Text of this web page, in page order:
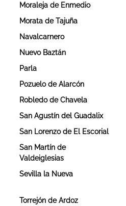
Moraleja de Enmedio
Morata de Tajuña
Navalcarnero
Nuevo Baztán
Parla
Pozuelo de Alarcón
Robledo de Chavela
San Agustín del Guadalix
San Lorenzo de El Escorial
San Martín de
Valdeiglesias
Sevilla la Nueva
Torrejón de Ardoz